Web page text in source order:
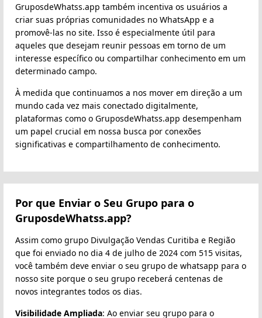
GruposdeWhatss.app também incentiva os usuários a
criar suas próprias comunidades no WhatsApp e a
promovê-las no site. Isso é especialmente útil para
aqueles que desejam reunir pessoas em torno de um
interesse específico ou compartilhar conhecimento em um
determinado campo.
À medida que continuamos a nos mover em direção a um
mundo cada vez mais conectado digitalmente,
plataformas como o GruposdeWhatss.app desempenham
um papel crucial em nossa busca por conexões
significativas e compartilhamento de conhecimento.
Por que Enviar o Seu Grupo para o
GruposdeWhatss.app?
Assim como grupo Divulgação Vendas Curitiba e Região
que foi enviado no dia 4 de julho de 2024 com 515 visitas,
você também deve enviar o seu grupo de whatsapp para o
nosso site porque o seu grupo receberá centenas de
novos integrantes todos os dias.
Visibilidade Ampliada: Ao enviar seu grupo para o